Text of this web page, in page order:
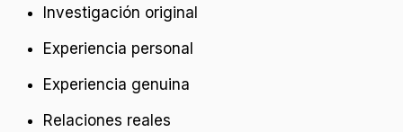
Investigación original
Experiencia personal
Experiencia genuina
Relaciones reales